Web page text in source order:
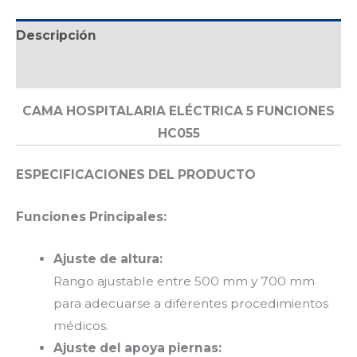
Descripción
CAMA HOSPITALARIA ELÉCTRICA 5 FUNCIONES
HC055
ESPECIFICACIONES DEL PRODUCTO
Funciones Principales:
Ajuste de altura:
Rango ajustable entre 500 mm y 700 mm
para adecuarse a diferentes procedimientos
médicos.
Ajuste del apoya piernas: